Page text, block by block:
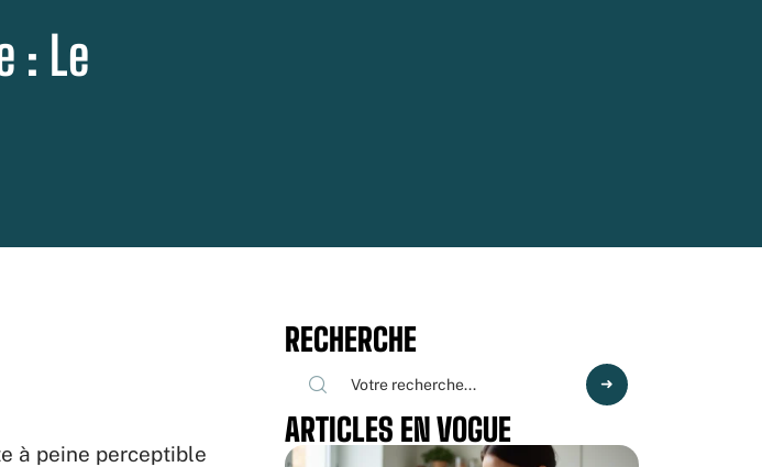
: Le
à peine perceptible
RECHERCHE
ARTICLES EN VOGUE